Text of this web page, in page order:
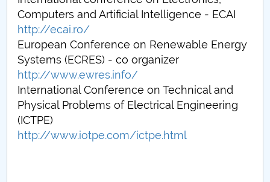
Nr. de telefon si adrese Facultăți
Admitere
Români de pretutindeni - ADMITERE
Senat
Computers and Artificial Intelligence - ECAI
http://ecai.ro/
European Conference on Renewable Energy
Systems (ECRES) - co organizer
http://www.ewres.info/
International Conference on Technical and
Physical Problems of Electrical Engineering
(ICTPE)
http://www.iotpe.com/ictpe.html